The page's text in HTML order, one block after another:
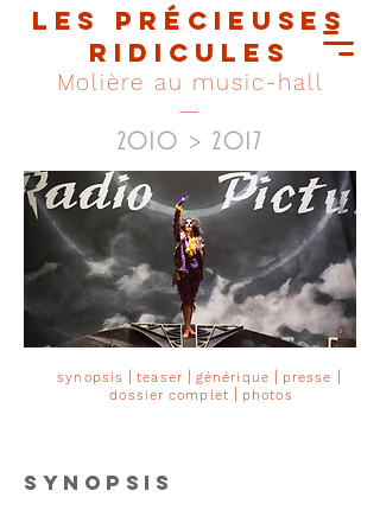
Les Précieuses
ridicules
Molière au music-hall
—
2010 > 2017
synopsis teaser générique p resse
dossier complet p hotos
Synopsis